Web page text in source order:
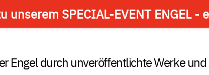
unserem SPECIAL-EVENT ENGEL
Engel durch unveröffentlichte Werke